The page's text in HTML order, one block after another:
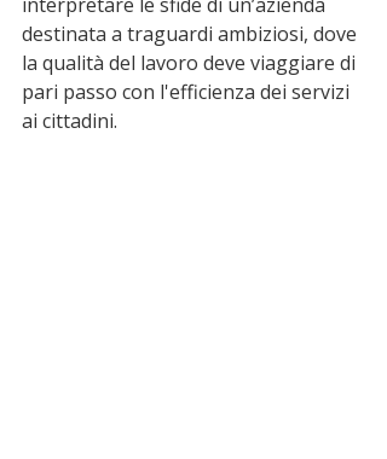
destinata a traguardi ambiziosi, dove
la qualità del lavoro deve viaggiare di
pari passo con l'efficienza dei servizi
ai cittadini.